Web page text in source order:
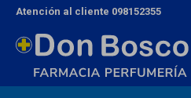
Atención al cliente 098152355